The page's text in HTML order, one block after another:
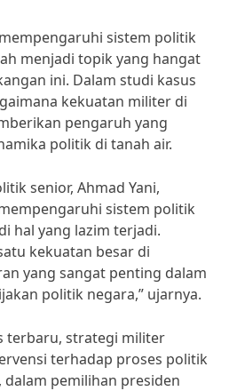
sistem politik
menjadi topik yang hangat
ini. Dalam studi kasus
kekuatan militer di
pengaruh yang
politik di tanah air.
senior, Ahmad Yani,
sistem politik
hal yang lazim terjadi.
kekuatan besar di
yang sangat penting dalam
politik negara,” ujarnya.
terbaru, strategi militer
terhadap proses politik
dalam pemilihan presiden